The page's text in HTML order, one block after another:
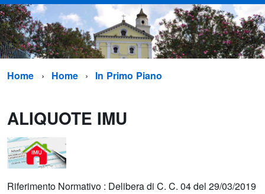
Home Home In Primo Piano
ALIQUOTE IMU
Riferimento Normativo : Delibera di C. C. 04 del 29/03/2019